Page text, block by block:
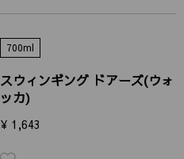
700ml
スウィンギング ドアーズ(ウォ
ッカ)
¥ 1,643